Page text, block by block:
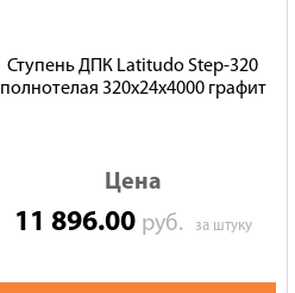
Ступень ДПК Latitudo Step-320
полнотелая 320х24х4000 графит
Цена
11 896.00 руб. за штуку